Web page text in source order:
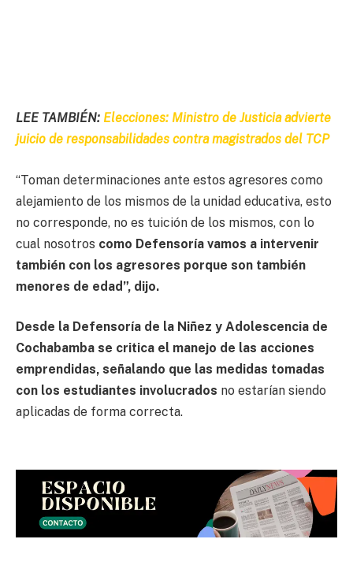
LEE TAMBIÉN: Elecciones: Ministro de Justicia advierte
juicio de responsabilidades contra magistrados del TCP
“Toman determinaciones ante estos agresores como
alejamiento de los mismos de la unidad educativa, esto
no corresponde, no es tuición de los mismos, con lo
cual nosotros como Defensoría vamos a intervenir
también con los agresores porque son también
menores de edad”, dijo.
Desde la Defensoría de la Niñez y Adolescencia de
Cochabamba se critica el manejo de las acciones
emprendidas, señalando que las medidas tomadas
con los estudiantes involucrados no estarían siendo
aplicadas de forma correcta.